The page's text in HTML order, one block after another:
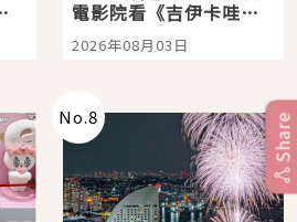
電影院看《吉伊卡哇》
嗎？日本重金屬樂團
「打首」會長與nagano
2026年08月03日
No.8 Share